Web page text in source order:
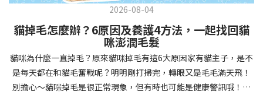
感到安心。輕輕撫摸、溫柔擁抱，每天安排固定玩耍時間，這些都
任你後，可開始教導基本指令。從簡單的「坐下」開始，再逐步學
習「趴下」、「等待」和「過來」。每次訓練保持在5-10分鐘內，
避免幼犬注意力分散。使用清晰一致的口令和手勢，成功時立即給
予獎勵和讚美。記住，重複是學習的關鍵，每天多次短時間練習效
果最佳。調整日常行為除了基本指令，幼犬還需學習生活禮儀。如
糞便質地是關鍵！不同形態代表不同的腸胃狀況📌 貓咪拉肚子判斷
步驟2：回想最近的飲食變化：有沒有突然換飼料或罐頭？ 有沒有吃
到新零食或人類食物？ 是否誤食異物？📌 貓咪拉肚子判斷步驟3：
確認環境與生活作息：最近是否搬家、換貓砂、新成員加入？ 天氣
是否有變化？ 飼主是否長時間外出？📌 貓咪拉肚子判斷步驟4：觀
察貓咪的精神與食慾：貓咪精神好嗎？、食慾是否正常？，可先觀
2026-08-04
貓掉毛怎麼辦？6原因及養護4方法，一起找回貓
咪澎潤毛髮
貓咪為什麼一直掉毛？原來貓咪掉毛有這6大原因家有貓主子，是不
是每天都在和貓毛奮戰呢？明明剛打掃完，轉眼又是毛毛滿天飛！
別擔心～貓咪掉毛是很正常現象，但有時也可能是健康警訊哦！以